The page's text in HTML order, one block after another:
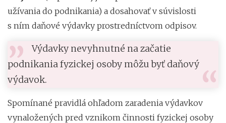
užívania do podnikania) a dosahovať v súvislosti
s ním daňové výdavky prostredníctvom odpisov.
Výdavky nevyhnutné na začatie
podnikania fyzickej osoby môžu byť daňový
výdavok.
Spomínané pravidlá ohľadom zaradenia výdavkov
vynaložených pred vznikom činnosti fyzickej osoby